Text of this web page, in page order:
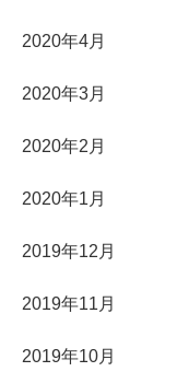
2020年4月
2020年3月
2020年2月
2020年1月
2019年12月
2019年11月
2019年10月